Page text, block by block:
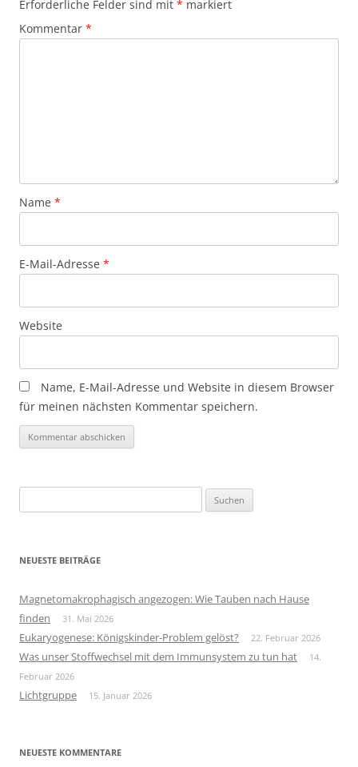
Erforderliche Felder sind mit * markiert
Kommentar *
Name *
E-Mail-Adresse *
Website
Name, E-Mail-Adresse und Website in diesem Browser
für meinen nächsten Kommentar speichern.
nach:
NEUESTE BEITRÄGE
Magnetomakrophagisch angezogen: Wie Tauben nach Hause
finden
31. Mai 2026
Eukaryogenese: Königskinder-Problem gelöst? 22. Februar 2026
Was unser Stoffwechsel mit dem Immunsystem zu tun hat
14.
Februar 2026
Lichtgruppe 15. Januar 2026
NEUESTE KOMMENTARE